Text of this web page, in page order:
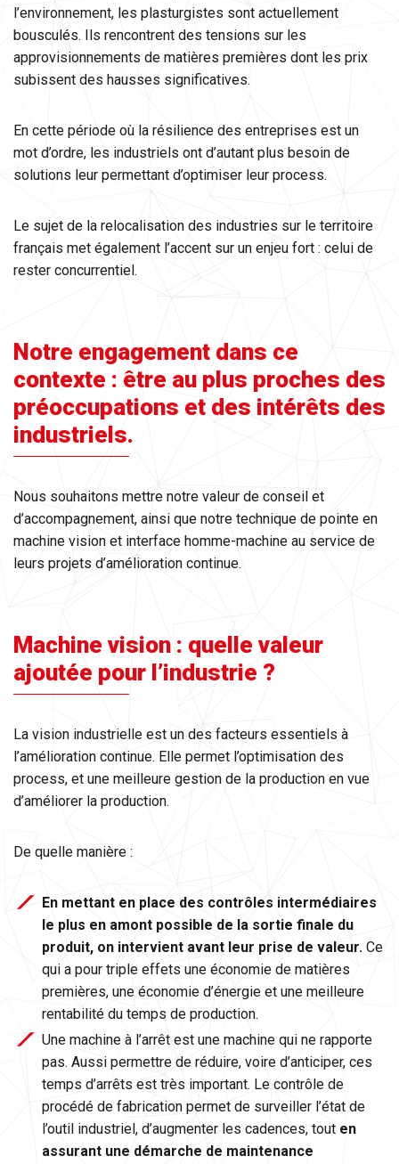
l’environnement, les plasturgistes sont actuellement
bousculés. Ils rencontrent des tensions sur les
approvisionnements de matières premières dont les prix
subissent des hausses significatives.
En cette période où la résilience des entreprises est un
mot d’ordre, les industriels ont d’autant plus besoin de
solutions leur permettant d’optimiser leur process.
Le sujet de la relocalisation des industries sur le territoire
français met également l’accent sur un enjeu fort : celui de
rester concurrentiel.
Notre engagement dans ce
contexte : être au plus proches des
préoccupations et des intérêts des
industriels.
Nous souhaitons mettre notre valeur de conseil et
d’accompagnement, ainsi que notre technique de pointe en
machine vision et interface homme-machine au service de
leurs projets d’amélioration continue.
Machine vision : quelle valeur
ajoutée pour l’industrie ?
La vision industrielle est un des facteurs essentiels à
l’amélioration continue. Elle permet l’optimisation des
process, et une meilleure gestion de la production en vue
d’améliorer la production.
De quelle manière :
En mettant en place des contrôles intermédiaires
le plus en amont possible de la sortie finale du
produit, on intervient avant leur prise de valeur. Ce
qui a pour triple effets une économie de matières
premières, une économie d’énergie et une meilleure
rentabilité du temps de production.
Une machine à l’arrêt est une machine qui ne rapporte
pas. Aussi permettre de réduire, voire d’anticiper, ces
temps d’arrêts est très important. Le contrôle de
procédé de fabrication permet de surveiller l’état de
l’outil industriel, d’augmenter les cadences, tout en
assurant une démarche de maintenance